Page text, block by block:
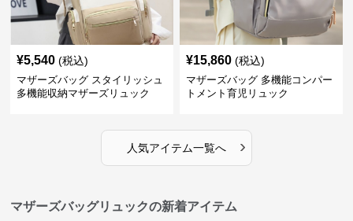
¥5,540 (税込)
マザーズバッグ スタイリッシュ
多機能収納マザーズリュック
¥15,860 (税込)
マザーズバッグ 多機能コンパー
トメント育児リュック
人気アイテム一覧へ ›
マザーズバッグリュックの新着アイテム